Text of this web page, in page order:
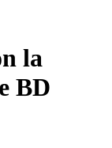
la
BD